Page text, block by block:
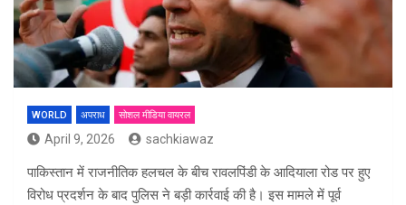
WORLD अपराध सोशल मीडिया वायरल
April 9, 2026 sachkiawaz
पाकिस्तान में राजनीतिक हलचल के बीचरावलपिंडीके आदियाला रोड पर हुए
विरोध प्रदर्शन के बाद पुलिस ने बड़ी कार्रवाई की है। इस मामले में पूर्व